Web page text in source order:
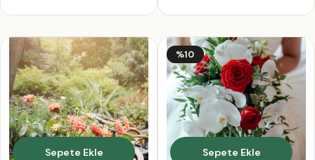
Sepete Ekle Sepete Ekle
%10